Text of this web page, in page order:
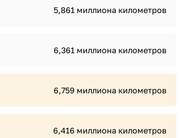
5,861 миллиона километров
6,361 миллиона километров
6,759 миллиона километров
6,416 миллиона километров